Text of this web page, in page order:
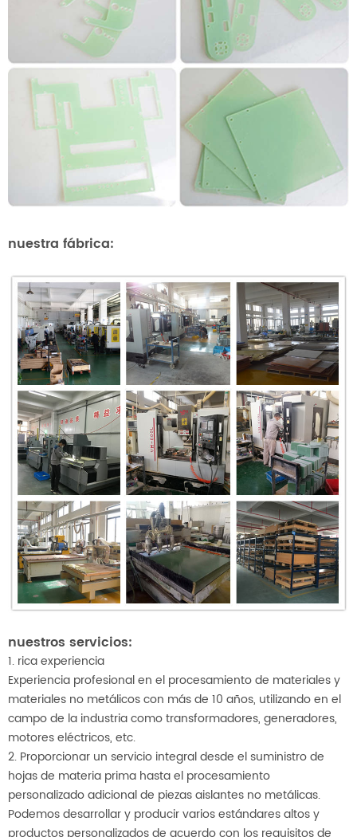
nuestra fábrica:
nuestros servicios:
1. rica experiencia
Experiencia profesional en el procesamiento de materiales y
materiales no metálicos con más de 10 años, utilizando en el
campo de la industria como transformadores, generadores,
motores eléctricos, etc.
2. Proporcionar un servicio integral desde el suministro de
hojas de materia prima hasta el procesamiento
personalizado adicional de piezas aislantes no metálicas.
Podemos desarrollar y producir varios estándares altos y
productos personalizados de acuerdo con los requisitos de